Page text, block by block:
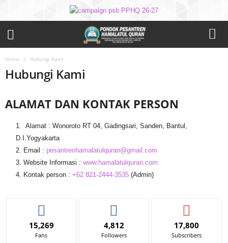
Home Hubungi Kami
Hubungi Kami
ALAMAT DAN KONTAK PERSON
Alamat : Wonoroto RT 04, Gadingsari, Sanden, Bantul,
D.I.Yogyakarta
Email : pesantrenhamalatulquran@gmail.com
Website Informasi : www.hamalatulquran.com
Kontak person : +62 821-2444-3535 (Admin)
15,269
Fans
4,812
Followers
17,800
Subscribers